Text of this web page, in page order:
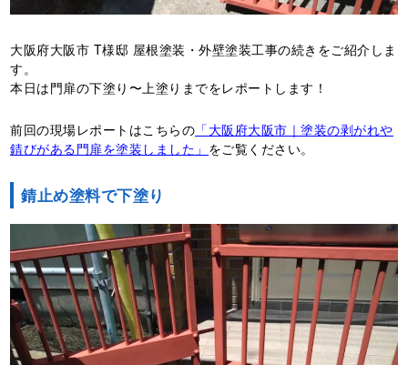
大阪府大阪市 T様邸 屋根塗装・外壁塗装工事の続きをご紹介しま
す。
本日は門扉の下塗り〜上塗りまでをレポートします！
前回の現場レポートはこちらの 「大阪府大阪市｜塗装の剥がれや
錆びがある門扉を塗装しました」 をご覧ください。
錆止め塗料で下塗り